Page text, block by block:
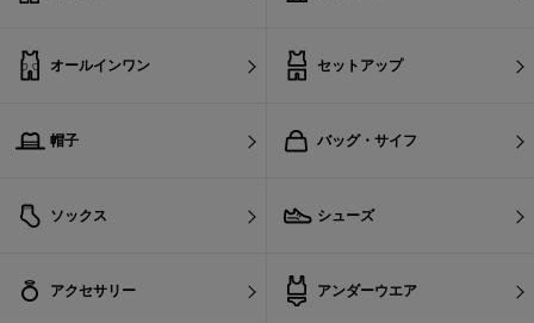
オールインワン セットアップ
帽子 バッグ・サイフ
ソックス シューズ
アクセサリー アンダーウエア